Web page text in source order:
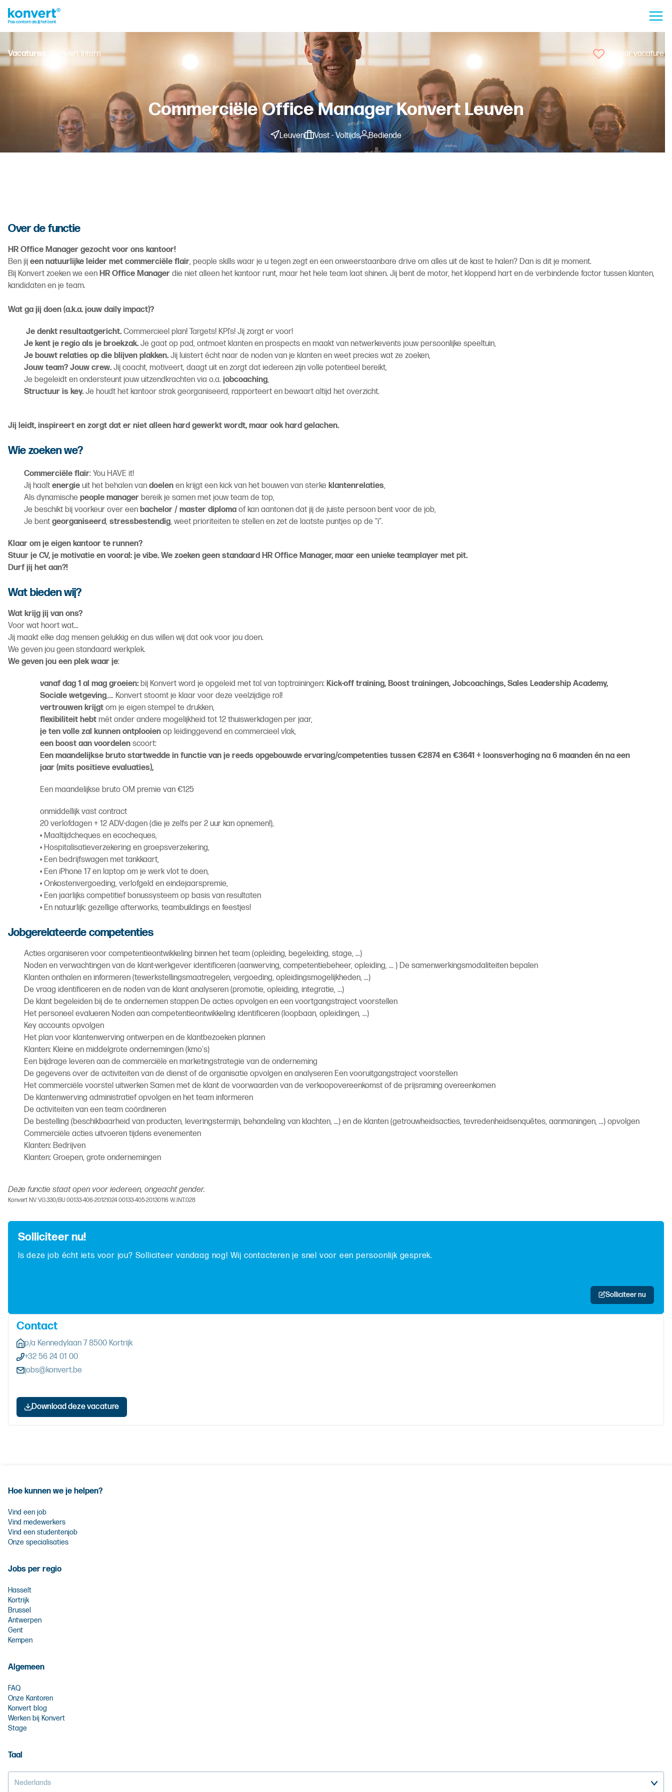
Vacatures / Konvert Intern Bewaar vacature
Commerciële Office Manager Konvert Leuven
Leuven Vast - Voltijds Bediende
Over de functie
HR Office Manager gezocht voor ons kantoor!
Ben jij een natuurlijke leider met commerciële flair, people skills waar je u tegen zegt en een onweerstaanbare drive om alles uit de kast te halen? Dan is dit je moment.
Bij Konvert zoeken we een HR Office Manager die niet alleen het kantoor runt, maar het hele team laat shinen. Jij bent de motor, het kloppend hart en de verbindende factor tussen klanten,
kandidaten en je team.
Wat ga jij doen (a.k.a. jouw daily impact)?
Je denkt resultaatgericht. Commercieel plan! Targets! KPI’s! Jij zorgt er voor!
Je kent je regio als je broekzak. Je gaat op pad, ontmoet klanten en prospects en maakt van netwerkevents jouw persoonlijke speeltuin,
Je bouwt relaties op die blijven plakken. Jij luistert écht naar de noden van je klanten en weet precies wat ze zoeken,
Jouw team? Jouw crew. Jij coacht, motiveert, daagt uit en zorgt dat iedereen zijn volle potentieel bereikt,
Je begeleidt en ondersteunt jouw uitzendkrachten via o.a. jobcoaching,
Structuur is key. Je houdt het kantoor strak georganiseerd, rapporteert en bewaart altijd het overzicht.
Jij leidt, inspireert en zorgt dat er niet alleen hard gewerkt wordt, maar ook hard gelachen.
Wie zoeken we?
Commerciële flair: You HAVE it!
Jij haalt energie uit het behalen van doelen en krijgt een kick van het bouwen van sterke klantenrelaties,
Als dynamische people manager bereik je samen met jouw team de top,
Je beschikt bij voorkeur over een bachelor / master diploma of kan aantonen dat jij de juiste persoon bent voor de job,
Je bent georganiseerd, stressbestendig, weet prioriteiten te stellen en zet de laatste puntjes op de “i”.
Klaar om je eigen kantoor te runnen?
Stuur je CV, je motivatie en vooral: je vibe. We zoeken geen standaard HR Office Manager, maar een unieke teamplayer met pit.
Durf jij het aan?!
Wat bieden wij?
Wat krijg jij van ons?
Voor wat hoort wat...
Jij maakt elke dag mensen gelukkig en dus willen wij dat ook voor jou doen.
We geven jou geen standaard werkplek.
We geven jou een plek waar je:
vanaf dag 1 al mag groeien: bij Konvert word je opgeleid met tal van toptrainingen: Kick-off training, Boost trainingen, Jobcoachings, Sales Leadership Academy,
Sociale wetgeving,…. Konvert stoomt je klaar voor deze veelzijdige rol!
vertrouwen krijgt om je eigen stempel te drukken,
flexibiliteit hebt mét onder andere mogelijkheid tot 12 thuiswerkdagen per jaar,
je ten volle zal kunnen ontplooien op leidinggevend en commercieel vlak,
een boost aan voordelen scoort:
Een maandelijkse bruto startwedde in functie van je reeds opgebouwde ervaring/competenties tussen €2874 en €3641 + loonsverhoging na 6 maanden én na een
jaar (mits positieve evaluaties),
Een maandelijkse bruto OM premie van €125
onmiddellijk vast contract
20 verlofdagen + 12 ADV-dagen (die je zelfs per 2 uur kan opnemen!),
• Maaltijdcheques en ecocheques,
• Hospitalisatieverzekering en groepsverzekering,
• Een bedrijfswagen met tankkaart,
• Een iPhone 17 en laptop om je werk vlot te doen,
• Onkostenvergoeding, verlofgeld en eindejaarspremie,
• Een jaarlijks competitief bonussysteem op basis van resultaten
• En natuurlijk: gezellige afterworks, teambuildings en feestjes!
Jobgerelateerde competenties
Acties organiseren voor competentieontwikkeling binnen het team (opleiding, begeleiding, stage, ...)
Noden en verwachtingen van de klant-werkgever identificeren (aanwerving, competentiebeheer, opleiding, ... ) De samenwerkingsmodaliteiten bepalen
Klanten onthalen en informeren (tewerkstellingsmaatregelen, vergoeding, opleidingsmogelijkheden, ...)
De vraag identificeren en de noden van de klant analyseren (promotie, opleiding, integratie, ...)
De klant begeleiden bij de te ondernemen stappen De acties opvolgen en een voortgangstraject voorstellen
Het personeel evalueren Noden aan competentieontwikkeling identificeren (loopbaan, opleidingen, ...)
Key accounts opvolgen
Het plan voor klantenwerving ontwerpen en de klantbezoeken plannen
Klanten: Kleine en middelgrote ondernemingen (kmo's)
Een bijdrage leveren aan de commerciële en marketingstrategie van de onderneming
De gegevens over de activiteiten van de dienst of de organisatie opvolgen en analyseren Een vooruitgangstraject voorstellen
Het commerciële voorstel uitwerken Samen met de klant de voorwaarden van de verkoopovereenkomst of de prijsraming overeenkomen
De klantenwerving administratief opvolgen en het team informeren
De activiteiten van een team coördineren
De bestelling (beschikbaarheid van producten, leveringstermijn, behandeling van klachten, ...) en de klanten (getrouwheidsacties, tevredenheidsenquêtes, aanmaningen, ...) opvolgen
Commerciële acties uitvoeren tijdens evenementen
Klanten: Bedrijven
Klanten: Groepen, grote ondernemingen
Deze functie staat open voor iedereen, ongeacht gender.
Konvert NV VG.330/BU 00133-406-20121024 00133-405-20130116 W.INT.028
Solliciteer nu!
Is deze job écht iets voor jou? Solliciteer vandaag nog! Wij contacteren je snel voor een persoonlijk gesprek.
Solliciteer nu
Contact
p/a Kennedylaan 7 8500 Kortrijk
+32 56 24 01 00
jobs@konvert.be
Download deze vacature
Hoe kunnen we je helpen?
Vind een job
Vind medewerkers
Vind een studentenjob
Onze specialisaties
Jobs per regio
Hasselt
Kortrijk
Brussel
Antwerpen
Gent
Kempen
Algemeen
FAQ
Onze Kantoren
Konvert blog
Werken bij Konvert
Stage
Taal
Nederlands